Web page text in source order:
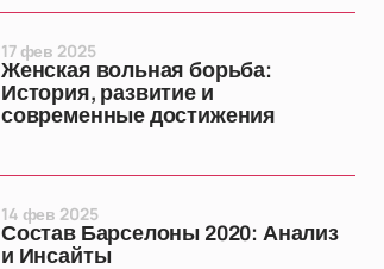
Женская вольная борьба:
История, развитие и
современные достижения
17 фев 2025
Состав Барселоны 2020: Анализ
и Инсайты
14 фев 2025